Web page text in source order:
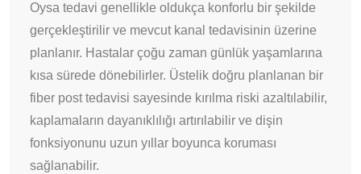
Oysa tedavi genellikle oldukça konforlu bir şekilde
gerçekleştirilir ve mevcut kanal tedavisinin üzerine
planlanır. Hastalar çoğu zaman günlük yaşamlarına
kısa sürede dönebilirler. Üstelik doğru planlanan bir
fiber post tedavisi sayesinde kırılma riski azaltılabilir,
kaplamaların dayanıklılığı artırılabilir ve dişin
fonksiyonunu uzun yıllar boyunca koruması
sağlanabilir.